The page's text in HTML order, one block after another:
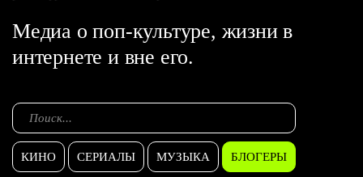
Медиа о поп-культуре, жизни в
интернете и вне его.
КИНО СЕРИАЛЫ МУЗЫКА БЛОГЕРЫ